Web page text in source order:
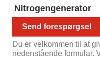
Nitrogengenerator
Send forespørgsel
Du er velkommen til at
nedenstående formular.